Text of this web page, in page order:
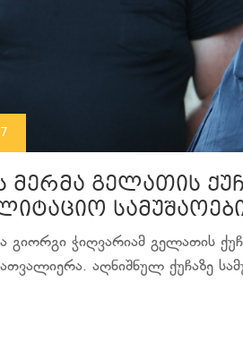
მერმა გელათის
გიორგი ჭიღვარიამ გელათის
აღნიშნულ ქუჩაზე